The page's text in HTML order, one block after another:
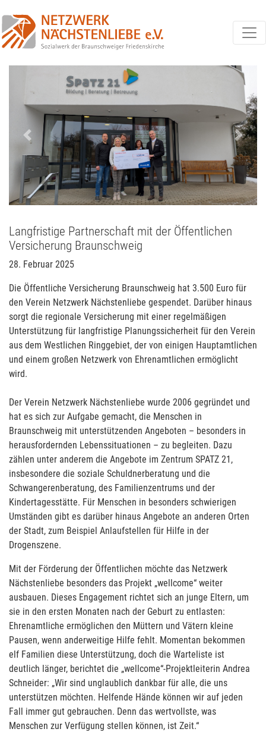
Previous Next
Langfristige Partnerschaft mit der Öffentlichen
Versicherung Braunschweig
28. Februar 2025
Die Öffentliche Versicherung Braunschweig hat 3.500 Euro für
den Verein Netzwerk Nächstenliebe gespendet. Darüber hinaus
sorgt die regionale Versicherung mit einer regelmäßigen
Unterstützung für langfristige Planungssicherheit für den Verein
aus dem Westlichen Ringgebiet, der von einigen Hauptamtlichen
und einem großen Netzwerk von Ehrenamtlichen ermöglicht
wird.
Der Verein Netzwerk Nächstenliebe wurde 2006 gegründet und
hat es sich zur Aufgabe gemacht, die Menschen in
Braunschweig mit unterstützenden Angeboten – besonders in
herausfordernden Lebenssituationen – zu begleiten. Dazu
zählen unter anderem die Angebote im Zentrum SPATZ 21,
insbesondere die soziale Schuldnerberatung und die
Schwangerenberatung, des Familienzentrums und der
Kindertagesstätte. Für Menschen in besonders schwierigen
Umständen gibt es darüber hinaus Angebote an anderen Orten
der Stadt, zum Beispiel Anlaufstellen für Hilfe in der
Drogenszene.
Mit der Förderung der Öffentlichen möchte das Netzwerk
Nächstenliebe besonders das Projekt „wellcome“ weiter
ausbauen. Dieses Engagement richtet sich an junge Eltern, um
sie in den ersten Monaten nach der Geburt zu entlasten:
Ehrenamtliche ermöglichen den Müttern und Vätern kleine
Pausen, wenn anderweitige Hilfe fehlt. Momentan bekommen
elf Familien diese Unterstützung, doch die Warteliste ist
deutlich länger, berichtet die „wellcome“-Projektleiterin Andrea
Schneider: „Wir sind unglaublich dankbar für alle, die uns
unterstützen möchten. Helfende Hände können wir auf jeden
Fall immer gut gebrauchen. Denn das wertvollste, was
Menschen zur Verfügung stellen können, ist Zeit.“